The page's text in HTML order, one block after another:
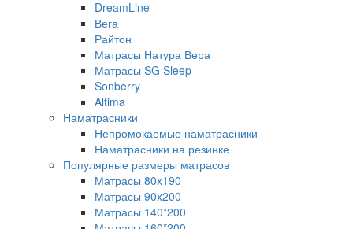
DreamLine
Вега
Райтон
Матрасы Натура Вера
Матрасы SG Sleep
Sonberry
Altima
Наматрасники
Непромокаемые наматрасники
Наматрасники на резинке
Популярные размеры матрасов
Матрасы 80x190
Матрасы 90x200
Матрасы 140*200